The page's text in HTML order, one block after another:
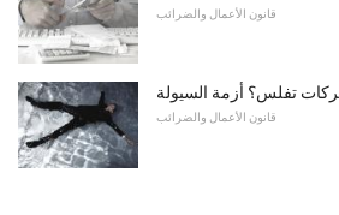
قانون الأعمال والضرائب
تفلس؟ أزمة السيولة
قانون الأعمال والضرائب